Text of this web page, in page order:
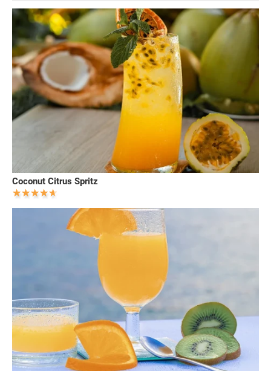
Coconut Citrus Spritz